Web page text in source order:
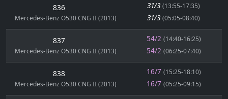
836
Mercedes-Benz O530 CNG II (2013)
31/3 (13:55-17:35)
31/3 (05:05-08:40)
837
Mercedes-Benz O530 CNG II (2013)
54/2 (14:40-16:25)
54/2 (06:25-07:40)
838
Mercedes-Benz O530 CNG II (2013)
16/7 (15:25-18:10)
16/7 (05:25-09:15)